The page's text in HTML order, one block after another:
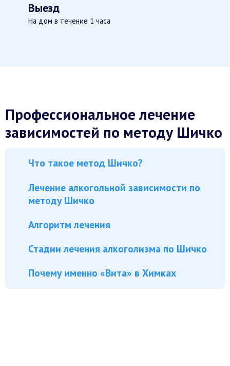
Выезд
На дом в течение 1 часа
Профессиональное лечение
зависимостей по методу Шичко
Что такое метод Шичко?
Лечение алкогольной зависимости по
методу Шичко
Алгоритм лечения
Стадии лечения алкоголизма по Шичко
Почему именно «Вита» в Химках